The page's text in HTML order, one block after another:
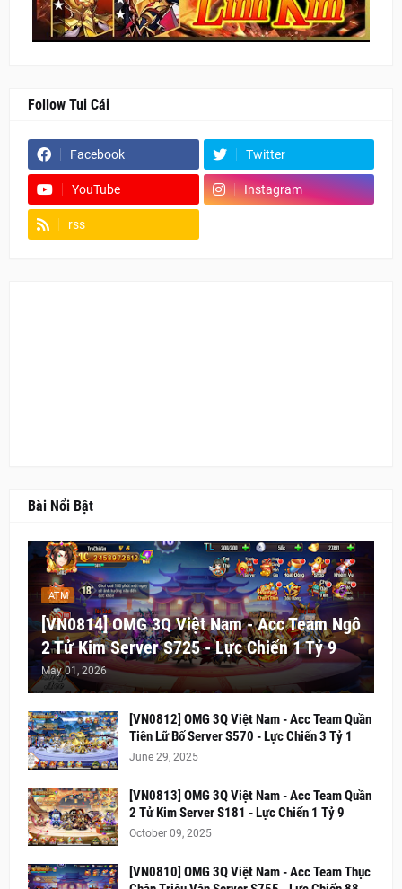
Follow Tui Cái
Facebook Twitter
YouTube Instagram
rss
Bài Nổi Bật
ATM
[VN0814] OMG 3Q Việt Nam - Acc Team Ngô
2 Tử Kim Server S725 - Lực Chiến 1 Tỷ 9
May 01, 2026
[VN0812] OMG 3Q Việt Nam - Acc Team Quần
Tiên Lữ Bố Server S570 - Lực Chiến 3 Tỷ 1
June 29, 2025
[VN0813] OMG 3Q Việt Nam - Acc Team Quần
2 Tử Kim Server S181 - Lực Chiến 1 Tỷ 9
October 09, 2025
[VN0810] OMG 3Q Việt Nam - Acc Team Thục